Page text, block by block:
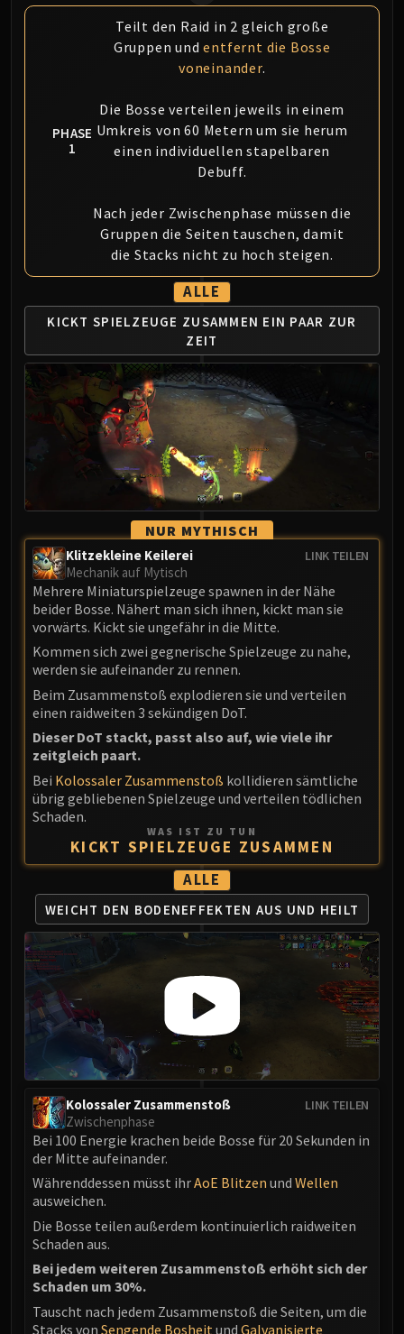
Protectors of the Endless
Tsulong
Sha of Fear
LIBERATION OF UNDERMINE
Vexie and the Geargrinders
Cauldron of Carnage
Stix Bunkjunker
Sprocketmonger Lockenstock
Mug'Zee, Heads of Security
Chrome King Gallywix
DRAGON SOUL
Morchok
Warlord Zon'ozz
Yor'sahj the Unsleeping
Hagara the Stormbinder
Ultraxion
Majordomo Staghelm
Spine of Deathwing
Madness of Deathwing
NERUB-AR PALACE
Ulgrax the Devourer
Bloodbound Horror
Sikran, Captain of the Sureki
Broodtwister Ovinax
Nexus Princess Kyveza
Silken Court
Queen Ansurek
Shannox
Lord Rhyolith
Beth'tilac
Alysrazor
Baleroc
Majordomo Staghelm
Ragnaros
FIRELANDS
Al'akir
Omnotron Defense System
Magmaw
Atramedes
Chimaeron
Maloriak
Halfus Wyrmbreaker
Valiona & Theralion
Cho#gall
AMIRDRASSIL
Igira
PHASE
1
Teilt den Raid in 2 gleich große
Gruppen undentfernt die Bosse
voneinander.
Die Bosse verteilen jeweils in einem
Umkreis von 60 Metern um sie herum
einen individuellen stapelbaren
Debuff.
Nach jeder Zwischenphase müssen die
Gruppen die Seiten tauschen, damit
die Stacks nicht zu hoch steigen.
ALLE
KICKT SPIELZEUGE ZUSAMMEN EIN PAAR ZUR
ZEIT
NUR MYTHISCH
LINK TEILEN
Klitzekleine Keilerei
Mechanik auf Mytisch
Mehrere Miniaturspielzeuge spawnen in der Nähe
beider Bosse. Nähert man sich ihnen, kickt man sie
vorwärts. Kickt sie ungefähr in die Mitte.
Kommen sich zwei gegnerische Spielzeuge zu nahe,
werden sie aufeinander zu rennen.
Beim Zusammenstoß explodieren sie und verteilen
einen raidweiten 3 sekündigen DoT.
Dieser DoT stackt, passt also auf, wie viele ihr
zeitgleich paart.
Bei Kolossaler Zusammenstoß kollidieren sämtliche
übrig gebliebenen Spielzeuge und verteilen tödlichen
Schaden.
WAS IST ZU TUN
KICKT SPIELZEUGE ZUSAMMEN
ALLE
WEICHT DEN BODENEFFEKTEN AUS UND HEILT
LINK TEILEN
Kolossaler Zusammenstoß
Zwischenphase
Bei 100 Energie krachen beide Bosse für 20 Sekunden in
der Mitte aufeinander.
Währenddessen müsst ihrAoE Blitzen und Wellen
ausweichen.
Die Bosse teilen außerdem kontinuierlich raidweiten
Schaden aus.
Bei jedem weiteren Zusammenstoß erhöht sich der
Schaden um 30%.
Tauscht nach jedem Zusammenstoß die Seiten, um die
Stacks von Sengende Bosheit und Galvanisierte